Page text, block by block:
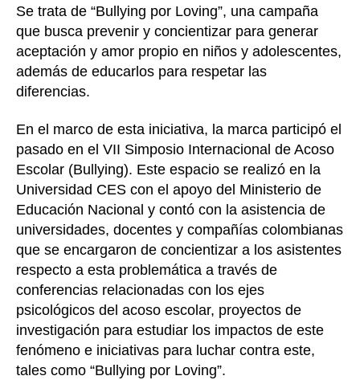
Se trata de “Bullying por Loving”, una campaña
que busca prevenir y concientizar para generar
aceptación y amor propio en niños y adolescentes,
además de educarlos para respetar las
diferencias.
En el marco de esta iniciativa, la marca participó el
pasado en el VII Simposio Internacional de Acoso
Escolar (Bullying). Este espacio se realizó en la
Universidad CES con el apoyo del Ministerio de
Educación Nacional y contó con la asistencia de
universidades, docentes y compañías colombianas
que se encargaron de concientizar a los asistentes
respecto a esta problemática a través de
conferencias relacionadas con los ejes
psicológicos del acoso escolar, proyectos de
investigación para estudiar los impactos de este
fenómeno e iniciativas para luchar contra este,
tales como “Bullying por Loving”.